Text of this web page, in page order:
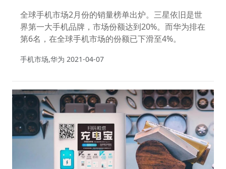
方？
全球手机市场2月份的销量榜单出炉。三星依旧是世
界第一大手机品牌，市场份额达到20%。而华为排在
第6名，在全球手机市场的份额已下滑至4%。
手机市场,华为 2021-04-07